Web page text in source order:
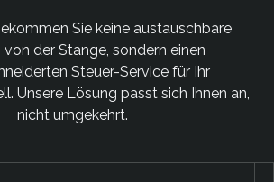
Sie keine austauschbare
von der Stange, sondern einen
Steuer-Service für Ihr
Unsere Lösung passt sich Ihnen an,
nicht umgekehrt.